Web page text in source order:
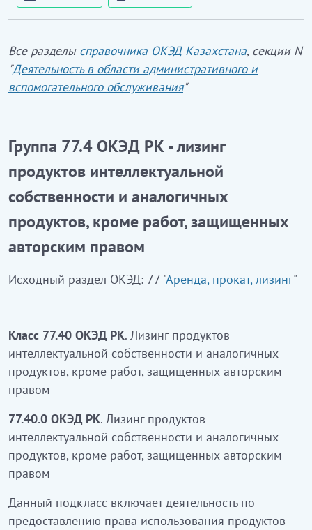
Все разделы справочника ОКЭД Казахстана, секции N
"Деятельность в области административного и
вспомогательного обслуживания"
Группа 77.4 ОКЭД РК - лизинг
продуктов интеллектуальной
собственности и аналогичных
продуктов, кроме работ, защищенных
авторским правом
Исходный раздел ОКЭД: 77 "Аренда, прокат, лизинг"
Класс 77.40 ОКЭД РК. Лизинг продуктов
интеллектуальной собственности и аналогичных
продуктов, кроме работ, защищенных авторским
правом
77.40.0 ОКЭД РК. Лизинг продуктов
интеллектуальной собственности и аналогичных
продуктов, кроме работ, защищенных авторским
правом
Данный подкласс включает деятельность по
предоставлению права использования продуктов